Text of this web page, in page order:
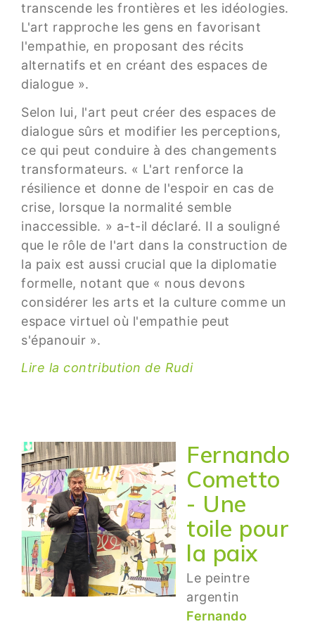
transcende les frontières et les idéologies.
L'art rapproche les gens en favorisant
l'empathie, en proposant des récits
alternatifs et en créant des espaces de
dialogue ».
Selon lui, l'art peut créer des espaces de
dialogue sûrs et modifier les perceptions,
ce qui peut conduire à des changements
transformateurs. « L'art renforce la
résilience et donne de l'espoir en cas de
crise, lorsque la normalité semble
inaccessible. » a-t-il déclaré. Il a souligné
que le rôle de l'art dans la construction de
la paix est aussi crucial que la diplomatie
formelle, notant que « nous devons
considérer les arts et la culture comme un
espace virtuel où l'empathie peut
s'épanouir ».
Lire la contribution de Rudi
Fernando
Cometto
- Une
toile pour
la paix
Le peintre
argentin
Fernando